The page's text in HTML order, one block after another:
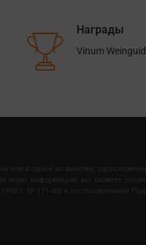
Награды
Vinum